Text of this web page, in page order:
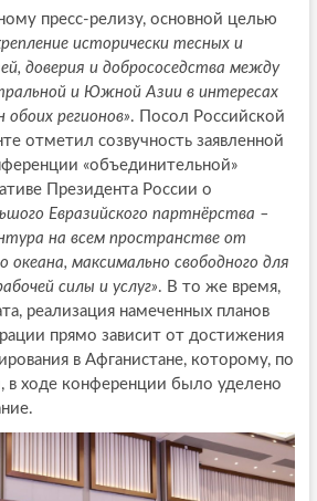
пресс-релизу, основной целью
исторически тесных и
доверия и добрососедства между
и Южной Азии в интересах
обоих регионов». Посол Российской
отметил созвучность заявленной
«объединительной»
Президента России о
Евразийского партнёрства –
на всем пространстве от
океана, максимально свободного для
силы и услуг». В то же время,
реализация намеченных планов
прямо зависит от достижения
в Афганистане, которому, по
в ходе конференции было уделено